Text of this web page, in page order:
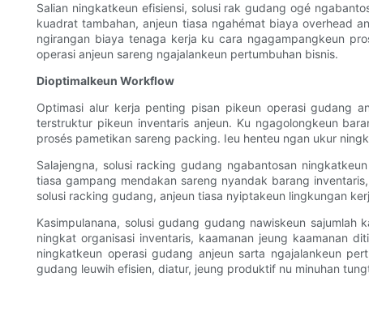
Salian ningkatkeun efisiensi, solusi rak gudang ogé
kuadrat tambahan, anjeun tiasa ngahémat biaya overhead
ngirangan biaya tenaga kerja ku cara ngagampangkeun
operasi anjeun sareng ngajalankeun pertumbuhan bisnis.
Dioptimalkeun Workflow
Optimasi alur kerja penting pisan pikeun operasi gudang
terstruktur pikeun inventaris anjeun. Ku ngagolongkeun
prosés pametikan sareng packing. Ieu henteu ngan ukur
Salajengna, solusi racking gudang ngabantosan
tiasa gampang mendakan sareng nyandak barang
solusi racking gudang, anjeun tiasa nyiptakeun lingkungan
Kasimpulanana, solusi gudang gudang nawiskeun
ningkat organisasi inventaris, kaamanan jeung kaamanan
ningkatkeun operasi gudang anjeun sarta ngajalankeun
gudang leuwih efisien, diatur, jeung produktif nu minuhan